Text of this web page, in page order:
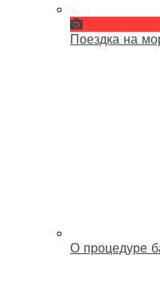
Поездка на
О процедуре